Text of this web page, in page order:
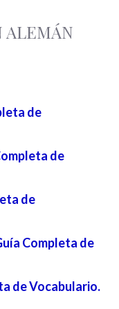
ALEMÁN
de
de
de
Completa de
de Vocabulario.